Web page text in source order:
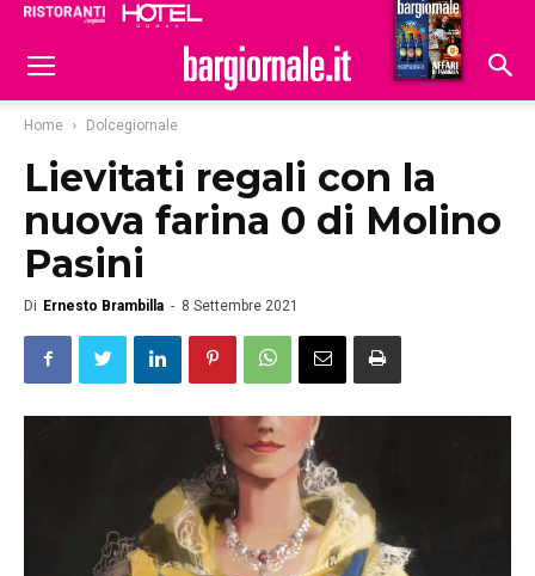
Hoteldomani
Home Dolcegiornale
Lievitati regali con la
nuova farina 0 di Molino
Pasini
Di Ernesto Brambilla - 8 Settembre 2021